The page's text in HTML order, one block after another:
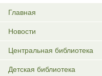
Главная
Новости
Центральная библиотека
Детская библиотека